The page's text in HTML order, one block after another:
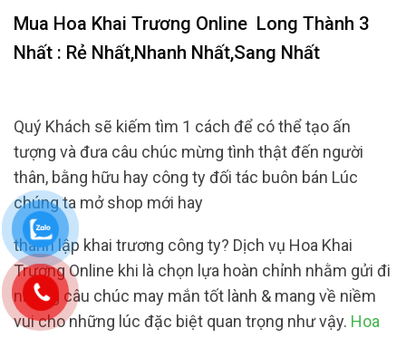
Mua Hoa Khai Trương Online Long Thành 3
Nhất : Rẻ Nhất,Nhanh Nhất,Sang Nhất
Quý Khách sẽ kiếm tìm 1 cách để có thể tạo ấn
tượng và đưa câu chúc mừng tình thật đến người
thân, bằng hữu hay công ty đối tác buôn bán Lúc
chúng ta mở shop mới hay
thành lập khai trương công ty? Dịch vụ Hoa Khai
Trương Online khi là chọn lựa hoàn chỉnh nhằm gửi đi
những câu chúc may mắn tốt lành & mang về niềm
vui cho những lúc đặc biệt quan trọng như vậy. Hoa